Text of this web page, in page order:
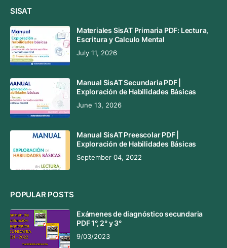
SISAT
Materiales SisAT Primaria PDF: Lectura,
Escritura y Calculo Mental
July 11, 2026
Manual SisAT Secundaria PDF |
Exploración de Habilidades Básicas
June 13, 2026
Manual SisAT Preescolar PDF |
Exploración de Habilidades Básicas
September 04, 2022
POPULAR POSTS
Exámenes de diagnóstico secundaria
PDF 1°, 2° y 3°
9/03/2023